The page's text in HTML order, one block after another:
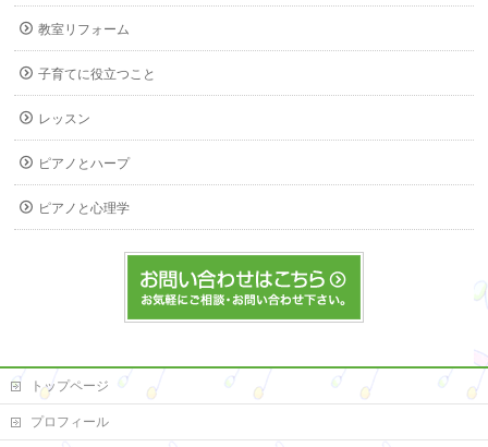
教室リフォーム
子育てに役立つこと
レッスン
ピアノとハープ
ピアノと心理学
トップページ
プロフィール